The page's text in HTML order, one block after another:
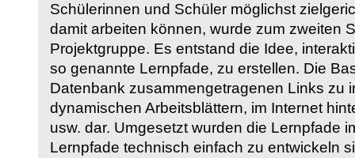
Schülerinnen und Schüler möglichst
damit arbeiten können, wurde zum zweiten
Projektgruppe. Es entstand die Idee,
so genannte Lernpfade, zu erstellen. Die
Datenbank zusammengetragenen Links zu
dynamischen Arbeitsblättern, im Internet
usw. dar. Umgesetzt wurden die Lernpfade
Lernpfade technisch einfach zu entwickeln